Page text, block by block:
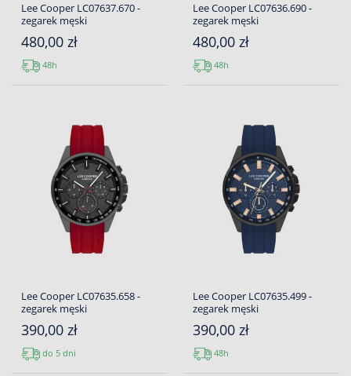
Lee Cooper LC07637.670 -
zegarek męski
480,00 zł
48h
Lee Cooper LC07636.690 -
zegarek męski
480,00 zł
48h
Lee Cooper LC07635.658 -
zegarek męski
390,00 zł
do 5 dni
Lee Cooper LC07635.499 -
zegarek męski
390,00 zł
48h